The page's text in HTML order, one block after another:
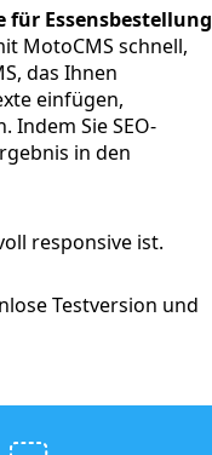
für Essensbestellung
MotoCMS schnell,
das Ihnen
einfügen,
Sie SEO-
in den
responsive ist.
Testversion und